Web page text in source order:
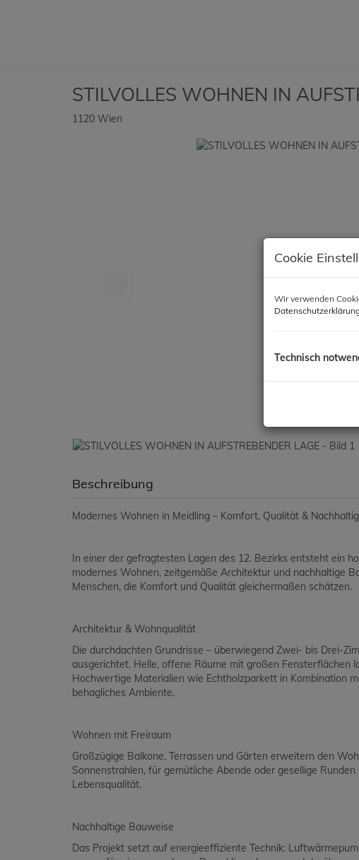
STILVOLLES WOHNEN IN
1120 Wien
Beschreibung
Modernes Wohnen in Meidling – Komfort, Qualität &
In einer der gefragtesten Lagen des 12. Bezirks entsteht ein
modernes Wohnen, zeitgemäße Architektur und nachhaltige
Menschen, die Komfort und Qualität gleichermaßen schätzen.
Architektur & Wohnqualität
Die durchdachten Grundrisse – überwiegend Zwei- bis Drei-
ausgerichtet. Helle, offene Räume mit großen Fensterflächen
Hochwertige Materialien wie Echtholzparkett in Kombination
behagliches Ambiente.
Wohnen mit Freiraum
Großzügige Balkone, Terrassen und Gärten erweitern den
Sonnenstrahlen, für gemütliche Abende oder gesellige
Lebensqualität.
Nachhaltige Bauweise
Das Projekt setzt auf energieeffiziente Technik:
Cookie
Wir verwenden
Technisch